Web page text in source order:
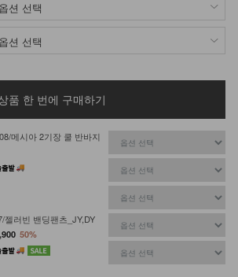
품 한 번에 구매하기
메시아 2기장 쿨 반바지
젤러빈 밴딩팬츠_JY,DY
50%